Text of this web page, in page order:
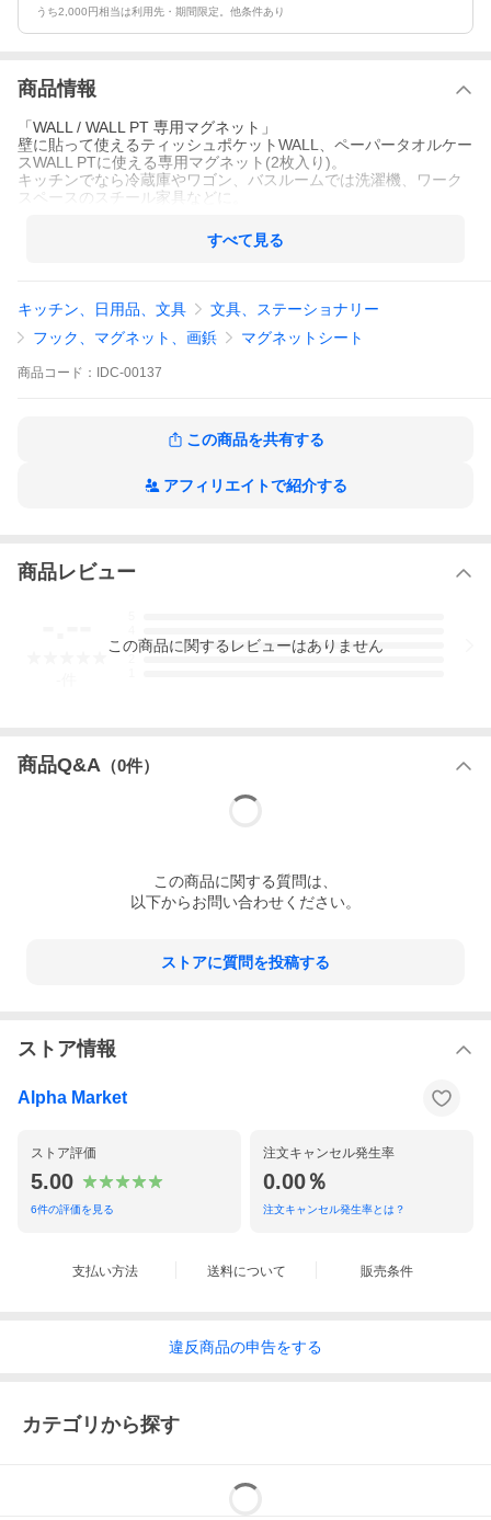
うち2,000円相当は利用先・期間限定。他条件あり
商品情報
「WALL / WALL PT 専用マグネット」
壁に貼って使えるティッシュポケットWALL、ペーパータオルケー
スWALL PTに使える専用マグネット(2枚入り)。
キッチンでなら冷蔵庫やワゴン、バスルームでは洗濯機、ワーク
スペースのスチール家具などに。
すべて見る
キッチン、日用品、文具
文具、ステーショナリー
フック、マグネット、画鋲
マグネットシート
商品 コード： IDC-00137
この商品を共有する
アフィリエイトで紹介する
商品レビュー
3
この商品に関するレビューはありません
商品Q&A （0件）
この商品に関する質問は、
以下からお問い合わせください。
ストアに質問を投稿する
ストア情報
Alpha Market
ストア評価
5.00
6件の評価を見る
注文キャンセル発生率
0.00％
注文キャンセル発生率とは？
支払い方法 送料について 販売条件
違反商品の申告をする
カテゴリから探す